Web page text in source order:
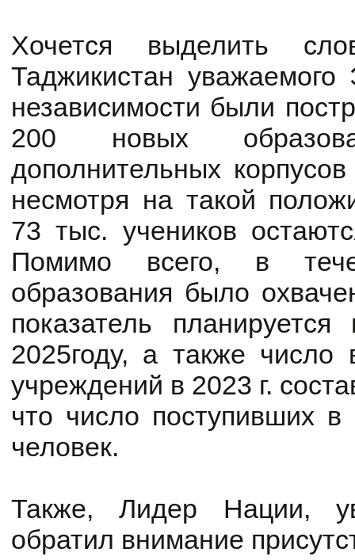
Хочется выделить
Таджикистан
независимости были
200 новых
дополнительных
несмотря на такой
73 тыс. учеников
Помимо всего, в
образования было
показатель
2025году, а также число
учреждений в 2023 г.
что число поступивших
человек.
Также, Лидер Нации,
обратил внимание